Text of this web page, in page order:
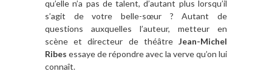
qu’elle n’a pas de talent, d’autant plus lorsqu’il
s’agit de votre belle-sœur ? Autant de
questions auxquelles l’auteur, metteur en
scène et directeur de théâtre Jean-Michel
Ribes essaye de répondre avec la verve qu’on lui
connaît.